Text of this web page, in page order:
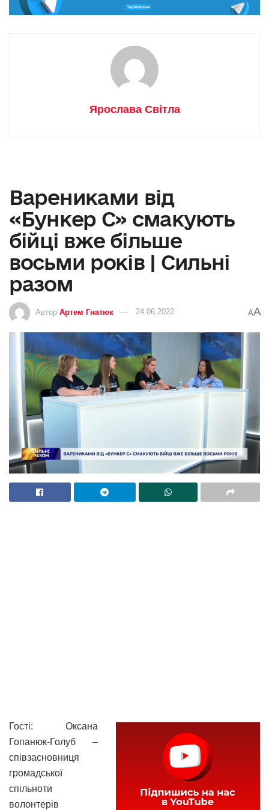
Ярослава Світла
Варениками від
«Бункер С» смакують
бійці вже більше
восьми років | Сильні
разом
Автор Артем Гнатюк 24.06.2022 AA
Гості: Оксана
Гопанюк-Голуб –
співзасновниця
громадської
спільноти
волонтерів